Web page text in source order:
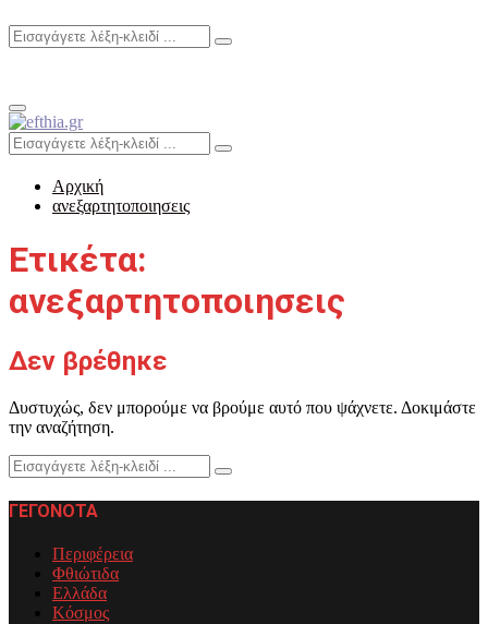
Search
Search
Primary
Menu
Search
for:
Search
Αρχική
ανεξαρτητοποιησεις
Ετικέτα:
ανεξαρτητοποιησεις
Δεν βρέθηκε
Δυστυχώς, δεν μπορούμε να βρούμε αυτό που ψάχνετε. Δοκιμάστε
την αναζήτηση.
Search
for:
Search
ΓΕΓΟΝΟΤΑ
Περιφέρεια
Φθιώτιδα
Ελλάδα
Κόσμος